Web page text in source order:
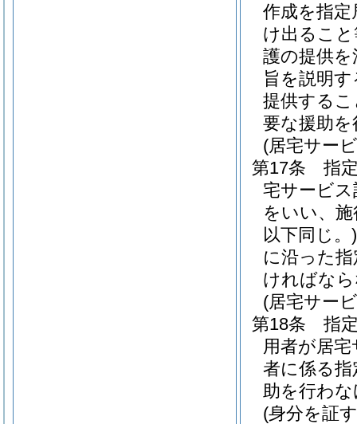
作成を指
け出るこ
護の提供
旨を説明
提供する
要な援助
(居宅サー
第17条
指
宅サービス
をいい、
以下同じ。)
に沿った
ければな
(居宅サー
第18条
指
用者が居
者に係る
助を行わ
(身分を証